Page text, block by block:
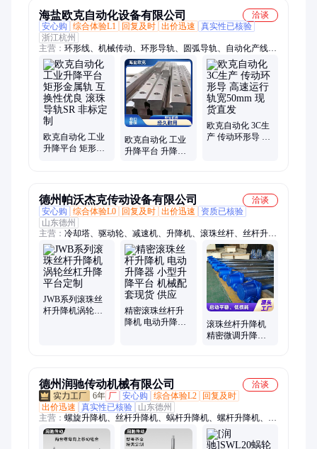
海盐欧克自动化设备有限公司
洽谈
安心购
综合体验L1 回复及时 出价迅速
真实性已核验
浙江杭州
主营： 环形线、机械传动、环形导轨、圆弧导轨、自动化产线、
自动化导轨、智能环形轨、工业环形轨、定制环形轨、循环线导
轨
欧克自动化 工业
升降平台 矩形金
欧克自动化 工业
升降平台 升降平
欧克自动化 3C生
产 传动环形导 高
德州帕沃杰克传动设备有限公司
洽谈
安心购
综合体验L0 回复及时 出价迅速
资质已核验
山东德州
主营： 冷却塔、驱动轮、减速机、升降机、滚珠丝杆、丝杆升
降、斜齿轮、prf行星、减速箱、自动开关、行星齿轮、电动丝
杆、swl50-ii-500、电动叉车、施工电梯、单相电机、螺旋丝杆、
刮吸泥机、圆柱齿轮、手动电动、梯形丝杆、回转减速器、叉车
轨道车、不锈钢丝杆、jwm150-dm-a-l-j-m
JWB系列滚珠丝
杆升降机涡轮丝
精密滚珠丝杆升
降机 电动升降器
滚珠丝杆升降机
精密微调升降设
德州润驰传动机械有限公司
洽谈
6年 厂 安心购 综合体验L2
回复及时
出价迅速
真实性已核验
山东德州
主营： 螺旋升降机、丝杆升降机、蜗杆升降机、螺杆升降机、丝
杠升降机、蜗轮升降机、联动丝杆升降、丝杆升降平台、蜗轮丝
杆升降机、螺旋丝杆升降机、滚珠丝杆升降机、伞齿轮丝杆升降